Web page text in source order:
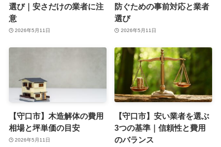
選び｜安さだけの業者に注
意
2026年5月11日
防ぐための事前対応と業者
選び
2026年5月11日
【守口市】木造解体の費用
相場と坪単価の目安
2026年5月11日
【守口市】安い業者を選ぶ
3つの基準｜信頼性と費用
のバランス